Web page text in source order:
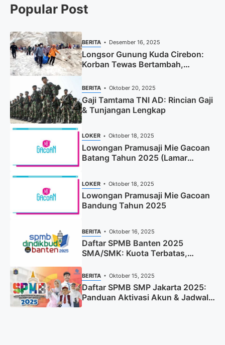
Popular Post
BERITA Desember 16, 2025
Longsor Gunung Kuda Cirebon:
Korban Tewas Bertambah,
Pencarian Dihentikan
BERITA Oktober 20, 2025
Gaji Tamtama TNI AD: Rincian Gaji
& Tunjangan Lengkap
LOKER Oktober 18, 2025
Lowongan Pramusaji Mie Gacoan
Batang Tahun 2025 (Lamar
LOKER Oktober 18, 2025
Lowongan Pramusaji Mie Gacoan
Bandung Tahun 2025
BERITA Oktober 16, 2025
Daftar SPMB Banten 2025
SMA/SMK: Kuota Terbatas,
BERITA Oktober 15, 2025
Daftar SPMB SMP Jakarta 2025:
Panduan Aktivasi Akun & Jadwal
Lengkap